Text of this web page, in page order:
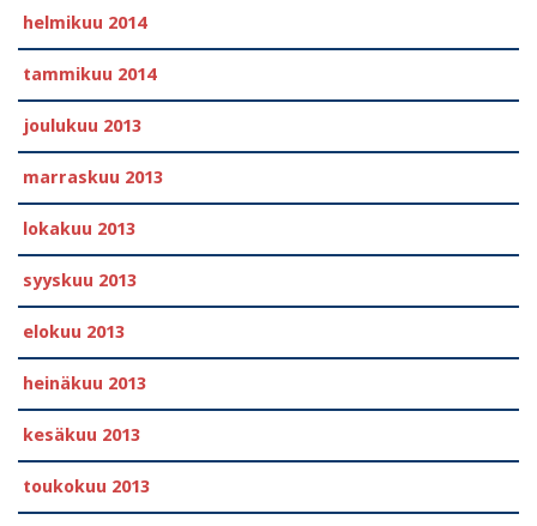
helmikuu 2014
tammikuu 2014
joulukuu 2013
marraskuu 2013
lokakuu 2013
syyskuu 2013
elokuu 2013
heinäkuu 2013
kesäkuu 2013
toukokuu 2013